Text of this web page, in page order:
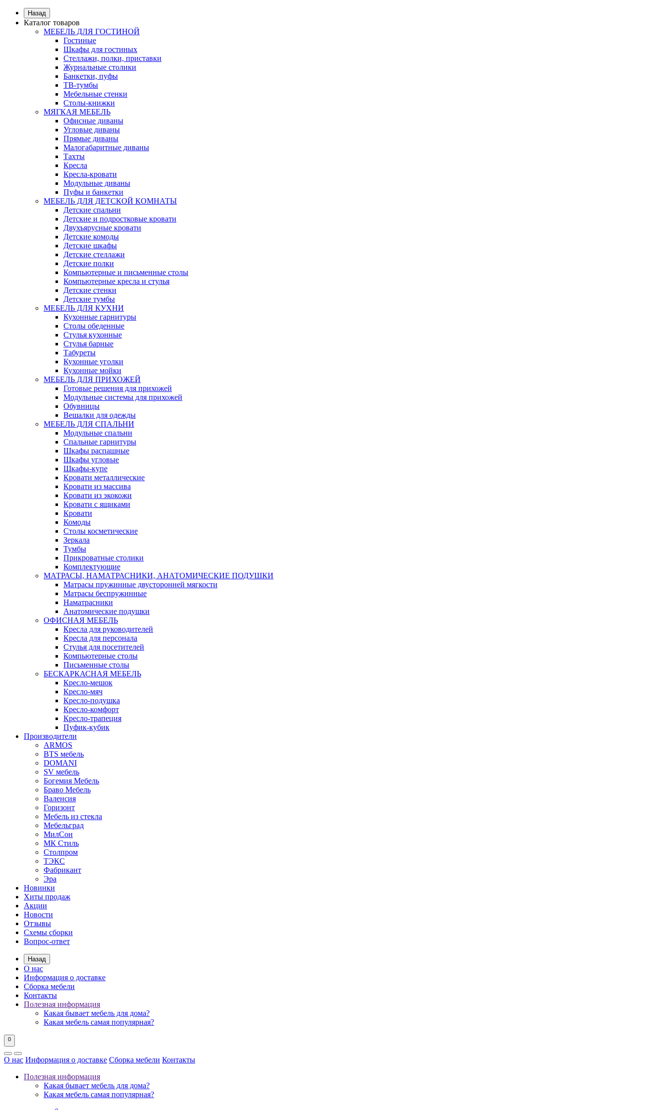
Назад
Каталог товаров
МЕБЕЛЬ ДЛЯ ГОСТИНОЙ
Гостиные
Шкафы для гостиных
Стеллажи, полки, приставки
Журнальные столики
Банкетки, пуфы
ТВ-тумбы
Мебельные стенки
Столы-книжки
МЯГКАЯ МЕБЕЛЬ
Офисные диваны
Угловые диваны
Прямые диваны
Малогабаритные диваны
Тахты
Кресла
Кресла-кровати
Модульные диваны
Пуфы и банкетки
МЕБЕЛЬ ДЛЯ ДЕТСКОЙ КОМНАТЫ
Детские спальни
Детские и подростковые кровати
Двухъярусные кровати
Детские комоды
Детские шкафы
Детские стеллажи
Детские полки
Компьютерные и письменные столы
Компьютерные кресла и стулья
Детские стенки
Детские тумбы
МЕБЕЛЬ ДЛЯ КУХНИ
Кухонные гарнитуры
Столы обеденные
Стулья кухонные
Стулья барные
Табуреты
Кухонные уголки
Кухонные мойки
МЕБЕЛЬ ДЛЯ ПРИХОЖЕЙ
Готовые решения для прихожей
Модульные системы для прихожей
Обувницы
Вешалки для одежды
МЕБЕЛЬ ДЛЯ СПАЛЬНИ
Модульные спальни
Спальные гарнитуры
Шкафы распашные
Шкафы угловые
Шкафы-купе
Кровати металлические
Кровати из массива
Кровати из экокожи
Кровати с ящиками
Кровати
Комоды
Столы косметические
Зеркала
Тумбы
Прикроватные столики
Комплектующие
МАТРАСЫ, НАМАТРАСНИКИ, АНАТОМИЧЕСКИЕ ПОДУШКИ
Матрасы пружинные двусторонней мягкости
Матрасы беспружинные
Наматрасники
Анатомические подушки
ОФИСНАЯ МЕБЕЛЬ
Кресла для руководителей
Кресла для персонала
Стулья для посетителей
Компьютерные столы
Письменные столы
БЕСКАРКАСНАЯ МЕБЕЛЬ
Кресло-мешок
Кресло-мяч
Кресло-подушка
Кресло-комфорт
Кресло-трапеция
Пуфик-кубик
Производители
ARMOS
BTS мебель
DOMANI
SV мебель
Богемия Мебель
Браво Мебель
Валенсия
Горизонт
Мебель из стекла
Мебельград
МилСон
МК Стиль
Столпром
ТЭКС
Фабрикант
Эра
Новинки
Хиты продаж
Акции
Новости
Отзывы
Схемы сборки
Вопрос-ответ
Назад
О нас
Информация о доставке
Сборка мебели
Контакты
Полезная информация
Какая бывает мебель для дома?
Какая мебель самая популярная?
0
О нас Информация о доставке Сборка мебели Контакты
Полезная информация
Какая бывает мебель для дома?
Какая мебель самая популярная?